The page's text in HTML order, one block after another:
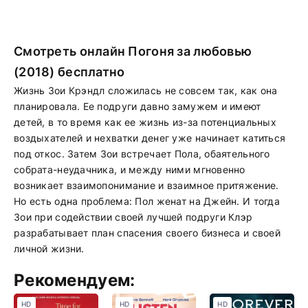
Смотреть онлайн Погоня за любовью
(2018) бесплатно
Жизнь Зои Крэндл сложилась не совсем так, как она
планировала. Ее подруги давно замужем и имеют
детей, в то время как ее жизнь из-за потенциальных
воздыхателей и нехватки денег уже начинает катиться
под откос. Затем Зои встречает Пола, обаятельного
собрата-неудачника, и между ними мгновенно
возникает взаимопонимание и взаимное притяжение.
Но есть одна проблема: Пол женат на Джейн. И тогда
Зои при содействии своей лучшей подруги Клэр
разрабатывает план спасения своего бизнеса и своей
личной жизни.
Рекомендуем:
HD HD HD